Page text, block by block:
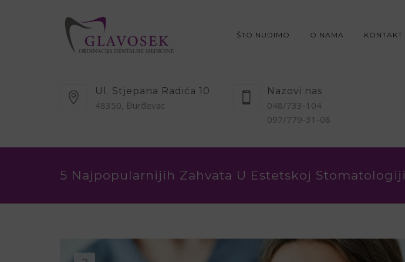
ŠTO NUDIMO O NAMA KONTAKT
Ul. Stjepana Radića 10
48350, Đurđevac
Nazovi nas
048/733-104
097/779-31-08
5 Najpopularnijih Zahvata U Estetskoj Stomatologiji